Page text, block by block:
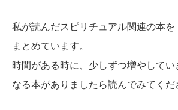
私が読んだスピリチュアル関連の本を
まとめています。
時間がある時に、少しずつ増やして
なる本がありましたら読んでみてくだ